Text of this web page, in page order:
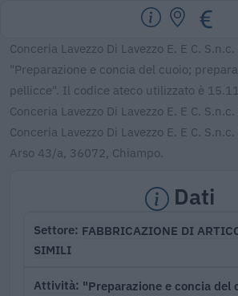
Conceria Lavezzo Di Lavezzo E. E C.
"Preparazione e concia del cuoio;
pellicce". Il codice ateco utilizzato è
Conceria Lavezzo Di Lavezzo E. E C.
Conceria Lavezzo Di Lavezzo E. E C.
Arso 43/a, 36072, Chiampo.
Dati
Settore FABBRICAZIONE DI
SIMILI
Attività "Preparazione e concia del